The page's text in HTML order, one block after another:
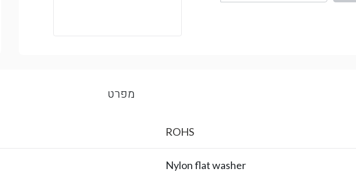
מפרט
ROHS
Nylon flat washer